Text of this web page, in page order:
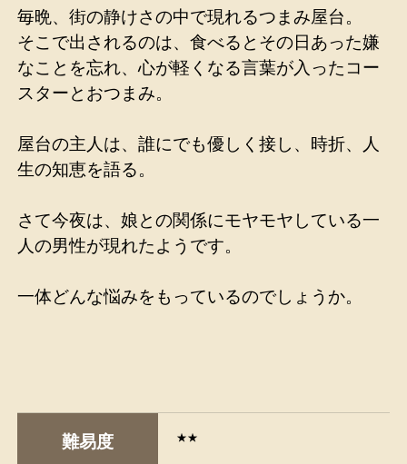
毎晩、街の静けさの中で現れるつまみ屋台。
そこで出されるのは、食べるとその日あった嫌
なことを忘れ、心が軽くなる言葉が入ったコー
スターとおつまみ。
屋台の主人は、誰にでも優しく接し、時折、人
生の知恵を語る。
さて今夜は、娘との関係にモヤモヤしている一
人の男性が現れたようです。
一体どんな悩みをもっているのでしょうか。
難易度 ★★